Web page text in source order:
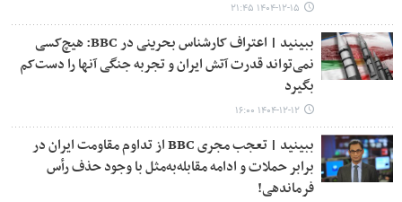
۱۴۰۴-۱۲-۱۵ ۲۱:۴۵
ببینید | اعتراف کارشناس بحرینی در BBC: هیچ‌کسی
نمی‌تواند قدرت آتش ایران و تجربه جنگی آنها را دست‌کم
بگیرد
۱۴۰۴-۱۲-۱۲ ۱۶:۰۰
ببینید | تعجب مجری BBC از تداوم مقاومت ایران در
برابر حملات و ادامه مقابله‌به‌مثل با وجود حذف رأس
فرماندهی!